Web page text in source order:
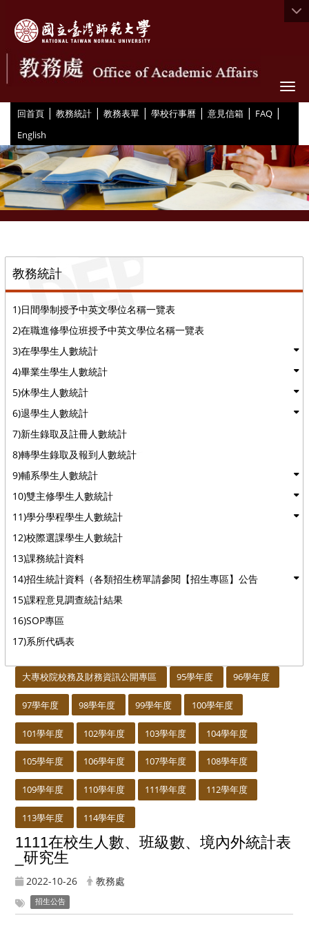
回首頁 | 教務統計 | 教務表單 | 學校行事曆 | 意見信箱 | FAQ |
English
教務統計
1)日間學制授予中英文學位名稱一覽表
2)在職進修學位班授予中英文學位名稱一覽表
3)在學學生人數統計
4)畢業生學生人數統計
5)休學生人數統計
6)退學生人數統計
7)新生錄取及註冊人數統計
8)轉學生錄取及報到人數統計
9)輔系學生人數統計
10)雙主修學生人數統計
11)學分學程學生人數統計
12)校際選課學生人數統計
13)課務統計資料
14)招生統計資料（各類招生榜單請參閱【招生專區】公告
15)課程意見調查統計結果
16)SOP專區
17)系所代碼表
大專校院校務及財務資訊公開專區 95學年度 96學年度
97學年度 98學年度 99學年度 100學年度
101學年度 102學年度 103學年度 104學年度
105學年度 106學年度 107學年度 108學年度
109學年度 110學年度 111學年度 112學年度
113學年度 114學年度
1111在校生人數、班級數、境內外統計表
_研究生
2022-10-26 教務處
招生公告